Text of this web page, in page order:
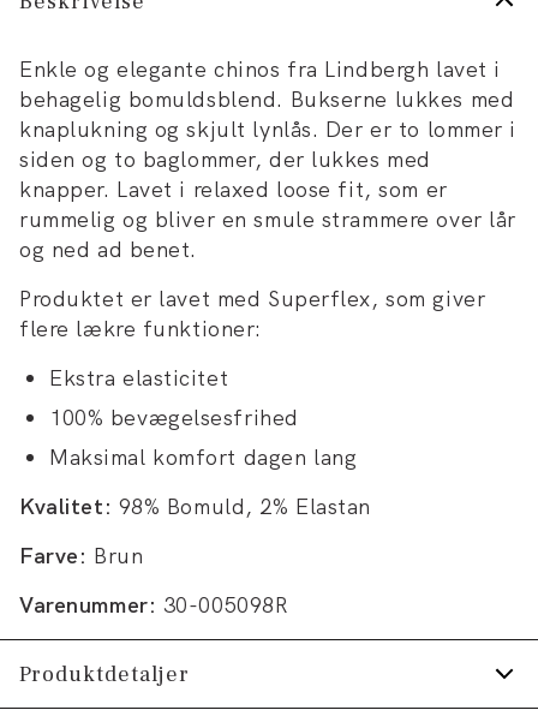
Enkle og elegante chinos fra Lindbergh lavet i
behagelig bomuldsblend. Bukserne lukkes med
knaplukning og skjult lynlås. Der er to lommer i
siden og to baglommer, der lukkes med
knapper. Lavet i relaxed loose fit, som er
rummelig og bliver en smule strammere over lår
og ned ad benet.
Produktet er lavet med Superflex, som giver
flere lækre funktioner:
Ekstra elasticitet
100% bevægelsesfrihed
Maksimal komfort dagen lang
Kvalitet: 98% Bomuld, 2% Elastan
Farve: Brun
Varenummer: 30-005098R
Produktdetaljer